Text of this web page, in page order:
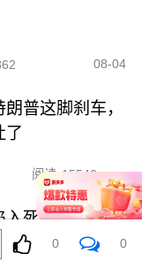
08-04
普这脚刹车，
了
阅读 15540
入死寂，五枚金
相
0 0